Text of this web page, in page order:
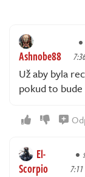
Ashnobe88
Už aby byla
pokud to
El-
Scorpio
7:11